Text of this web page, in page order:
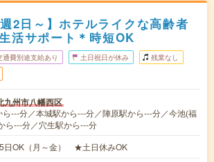
2日～】ホテルライクな高齢者
活サポート＊時短OK
通費別途支給あり 土日祝日が休み 残業なし
九州市八幡西区
ら---分／本城駅から---分／陣原駅から---分／今池(福
ら---分／穴生駅から---分
日OK（月～金） ★土日休みOK